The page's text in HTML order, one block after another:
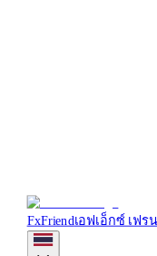
FxFriendเอฟเอ็กซ์ เฟร